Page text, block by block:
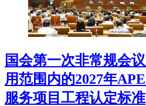
国会第一次非常规会
用范围内的2027年
服务项目工程认定标准